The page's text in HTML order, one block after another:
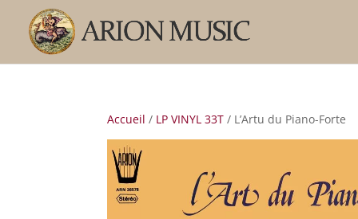
Accueil / LP VINYL 33T / L’Artu du Piano-Forte